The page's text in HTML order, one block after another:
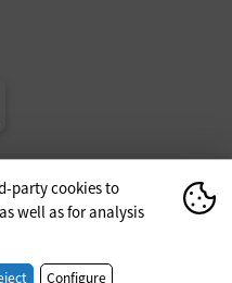
party cookies to
well as for analysis
Configure